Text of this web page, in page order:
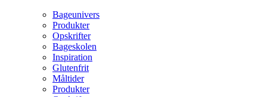
Bageunivers
Produkter
Opskrifter
Bageskolen
Inspiration
Glutenfrit
Måltider
Produkter